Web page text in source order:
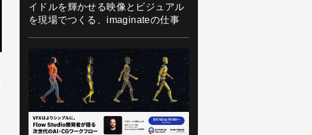
イドルを輝かせる映像とビジュアル
を現場でつくる、imaginateの仕事